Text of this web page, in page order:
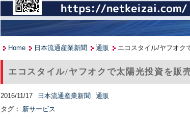
Home 日本流通産業新聞 通販 エコスタイル/ヤフオク
エコスタイル/ヤフオクで太陽光投資を販
2016/11/17 日本流通産業新聞
通販
タグ：
新サービス